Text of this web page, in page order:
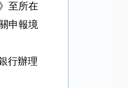
至所在
申報境
行辦理